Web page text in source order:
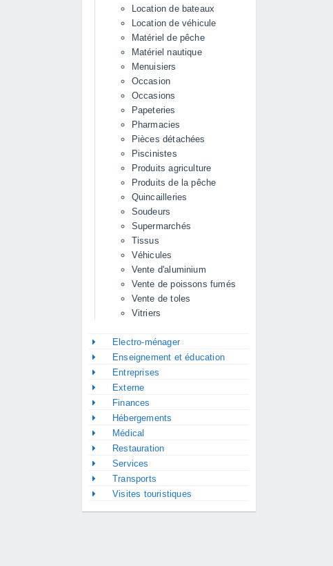
Location de bateaux
Location de véhicule
Matériel de pêche
Matériel nautique
Menuisiers
Occasion
Occasions
Papeteries
Pharmacies
Pièces détachées
Piscinistes
Produits agriculture
Produits de la pêche
Quincailleries
Soudeurs
Supermarchés
Tissus
Véhicules
Vente d'aluminium
Vente de poissons fumés
Vente de toles
Vitriers
Electro-ménager
Enseignement et éducation
Entreprises
Externe
Finances
Hébergements
Médical
Restauration
Services
Transports
Visites touristiques